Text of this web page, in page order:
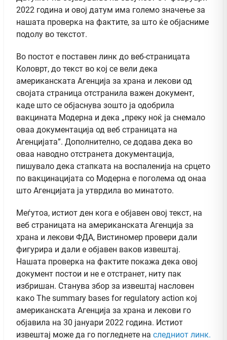
2022 година и овој датум има големо значење за
нашата проверка на фактите, за што ќе објасниме
подолу во текстот.
Во постот е поставен линк до веб-страницата
Коловрт, до текст во кој се вели дека
американската Агенција за храна и лекови од
својата страница отстранила важен документ,
каде што се објаснува зошто ја одобрила
вакцината Модерна и дека „преку ноќ ја снемало
оваа документација од веб страницата на
Агенцијата”. Дополнително, се додава дека во
оваа наводно отстранета документација,
пишувало дека стапката на воспаленија на срцето
по вакцинацијата со Модерна е поголема од онаа
што Агенцијата ја утврдила во минатото.
Меѓутоа, истиот ден кога е објавен овој текст, на
веб страницата на американската Агенција за
храна и лекови ФДА, Вистиномер провери дали
фигурира и дали е објавен ваков извештај.
Нашата проверка на фактите покажа дека овој
документ постои и не е отстранет, ниту пак
избришан. Станува збор за извештај насловен
како The summary bases for regulatory action кој
американската Агенција за храна и лекови го
објавила на 30 јануари 2022 година. Истиот
извештај може да го погледнете на следниот линк.